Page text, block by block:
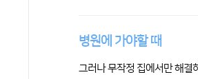
병원에 가야할 때
그러나 무작정 집에서만 해결